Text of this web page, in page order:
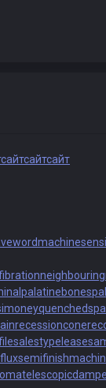
сайтсайтсайт
palatinebones
recessioncone
salestypelease